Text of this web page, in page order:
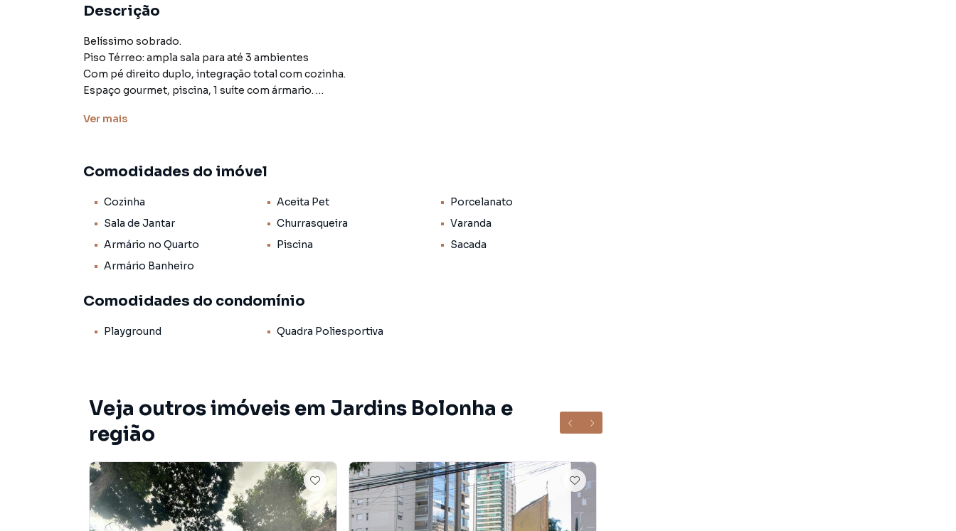
Descrição
Belíssimo sobrado.
Piso Térreo: ampla sala para até 3 ambientes
Com pé direito duplo, integração total com cozinha.
Espaço gourmet, piscina, 1 suíte com ármario.
Vagas de garagem para até 4 veículos.
Futtura Soluções Imobiliárias. Agende uma visita (62) 3092-4050
Ver mais
Comodidades do imóvel
Cozinha Aceita Pet
Porcelanato
Sala de Jantar
Churrasqueira
Varanda
Armário no Quarto
Piscina
Sacada
Armário Banheiro
Comodidades do condomínio
Playground Quadra Poliesportiva
Veja outros imóveis em Jardins Bolonha e
região